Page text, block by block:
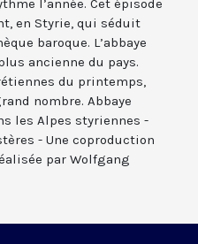
l’année. Cet épisode
en Styrie, qui séduit
baroque. L’abbaye
ancienne du pays.
du printemps,
nombre. Abbaye
les Alpes styriennes -
- Une coproduction
par Wolfgang